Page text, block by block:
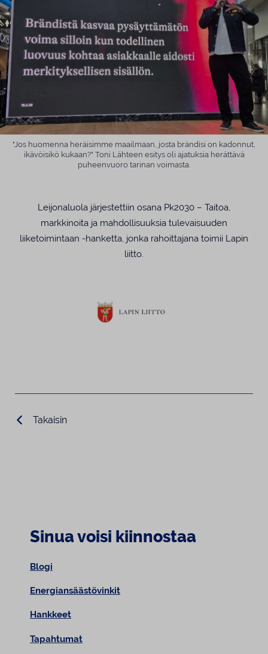
"Jos huomenna heräisimme maailmaan, josta brändisi on kadonnut,
ikävöisikö kukaan?" Toni Lähteen esitys oli ajatuksia herättävä
puheenvuoro tarinan voimasta.
Leijonaluola järjestettiin osana Pk2030 – Taitoa,
markkinoita ja mahdollisuuksia tulevaisuuden
liiketoimintaan -hanketta, jonka rahoittajana toimii Lapin
liitto.
Takaisin
Sinua voisi kiinnostaa
Blogi
Energiansäästövinkit
Hankkeet
Tapahtumat